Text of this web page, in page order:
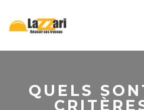
QUELS